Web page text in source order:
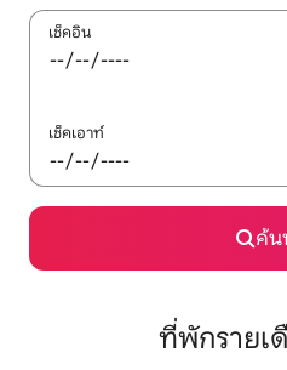
เช็คอิน
เช็คเอาท์
ค้น
ที่พักรายเ